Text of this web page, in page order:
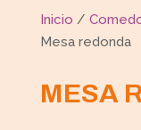
Inicio /
Mesa redonda
MESA